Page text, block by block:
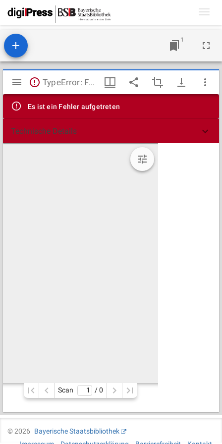
1
Mirador
Viewer
TypeError: Failed to fetch
Es ist ein Fehler aufgetreten
Technische Details
Scan / 0
©2026
Bayerische Staatsbibliothek